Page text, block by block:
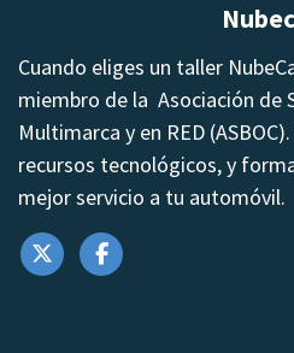
Cuando eliges un taller
miembro de la Asociación de
Multimarca y en RED
recursos tecnológicos, y
mejor servicio a tu automóvil.